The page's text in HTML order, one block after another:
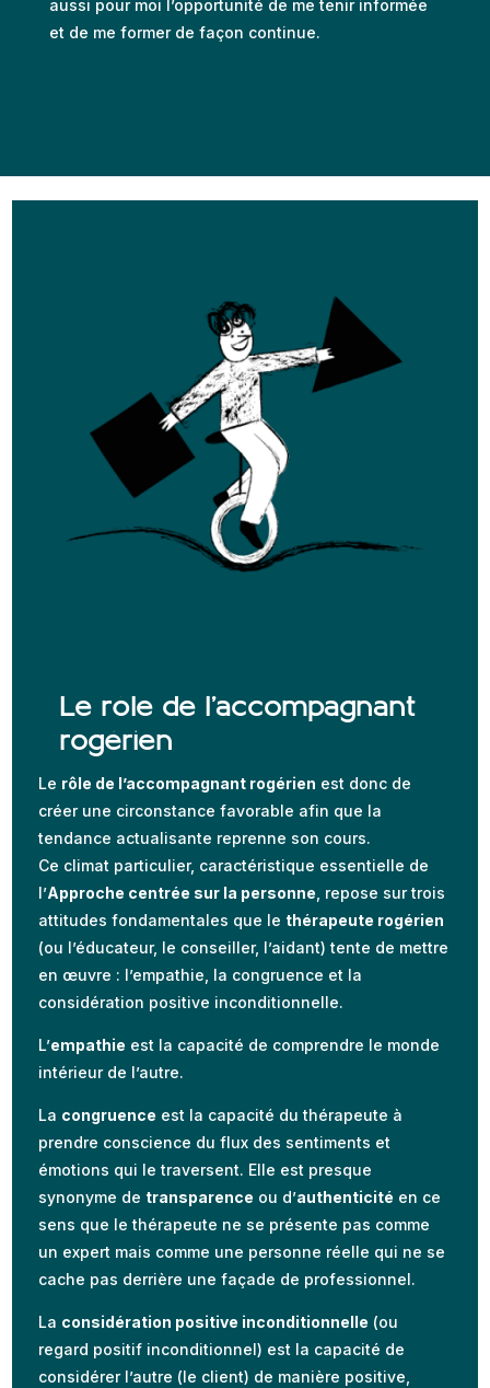
aussi pour moi l’opportunité de me tenir informée
et de me former de façon continue.
Le rôle de l’accompagnant
rogérien
Le rôle de l’accompagnant rogérien est donc de
créer une circonstance favorable afin que la
tendance actualisante reprenne son cours.
Ce climat particulier, caractéristique essentielle de
l’Approche centrée sur la personne , repose sur trois
attitudes fondamentales que le thérapeute rogérien
(ou l’éducateur, le conseiller, l’aidant) tente de mettre
en œuvre : l’empathie, la congruence et la
considération positive inconditionnelle.
L’empathie est la capacité de comprendre le monde
intérieur de l’autre.
La congruence est la capacité du thérapeute à
prendre conscience du flux des sentiments et
émotions qui le traversent. Elle est presque
synonyme de transparence ou d’authenticité en ce
sens que le thérapeute ne se présente pas comme
un expert mais comme une personne réelle qui ne se
cache pas derrière une façade de professionnel.
La considération positive inconditionnelle (ou
regard positif inconditionnel) est la capacité de
considérer l’autre (le client) de manière positive,